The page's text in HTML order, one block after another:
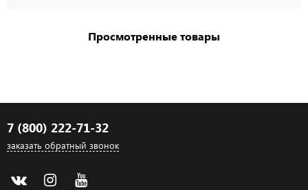
Просмотренные товары
7 (800) 222-71-32
заказать обратный звонок